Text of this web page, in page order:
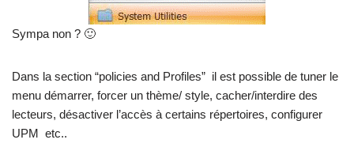
Sympa non ? 🙂
Dans la section “policies and Profiles” il est possible de tuner le
menu démarrer, forcer un thème/ style, cacher/interdire des
lecteurs, désactiver l’accès à certains répertoires, configurer
UPM etc..